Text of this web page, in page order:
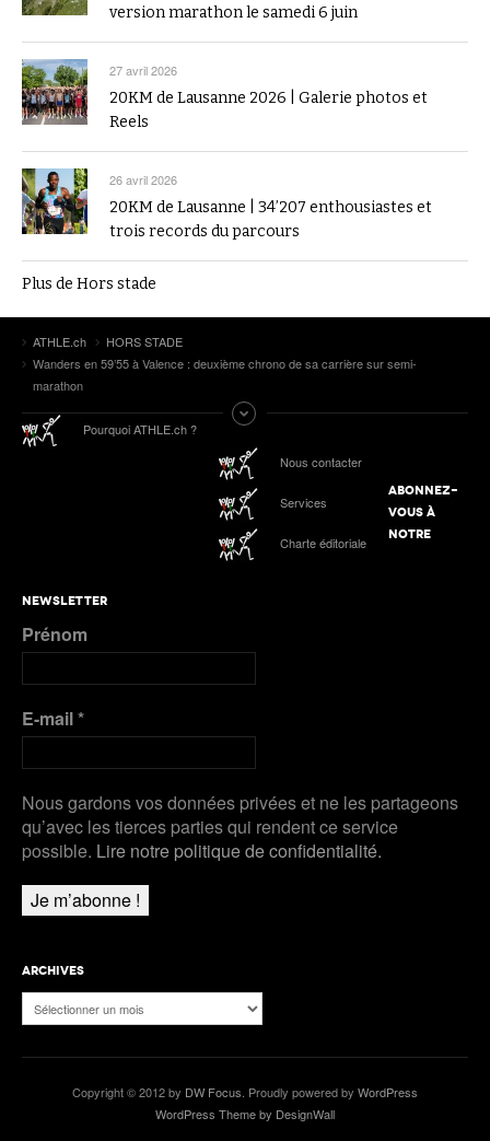
version marathon le samedi 6 juin
27 avril 2026
20KM de Lausanne 2026 | Galerie photos et
Reels
26 avril 2026
20KM de Lausanne | 34’207 enthousiastes et
trois records du parcours
Plus de Hors stade
ATHLE.ch
HORS STADE
Wanders en 59’55 à Valence : deuxième chrono de sa carrière sur semi-
marathon
Pourquoi ATHLE.ch ?
Nous contacter
Services
Charte éditoriale
ABONNEZ-
VOUS À
NOTRE
NEWSLETTER
Prénom
E-mail*
Nous gardons vos données privées et ne les partageons
qu’avec les tierces parties qui rendent ce service
possible. Lire notre politique de confidentialité.
ARCHIVES
Archives
Copyright © 2012 by DW Focus. Proudly powered by WordPress
WordPress Theme by DesignWall